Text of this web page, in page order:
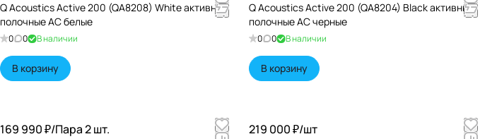
Q Acoustics Active 200 (QA8208) White активные
полочные АС белые
0 0 В наличии
В корзину
Q Acoustics Active 200 (QA8204) Black активные
полочные АС черные
0 0 В наличии
В корзину
169 990 ₽/Пара 2 шт. 219 000 ₽/шт